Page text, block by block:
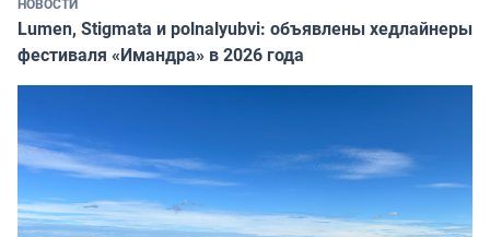
Lumen, Stigmata и polnalyubvi: объявлены хедлайнеры
фестиваля «Имандра» в 2026 года